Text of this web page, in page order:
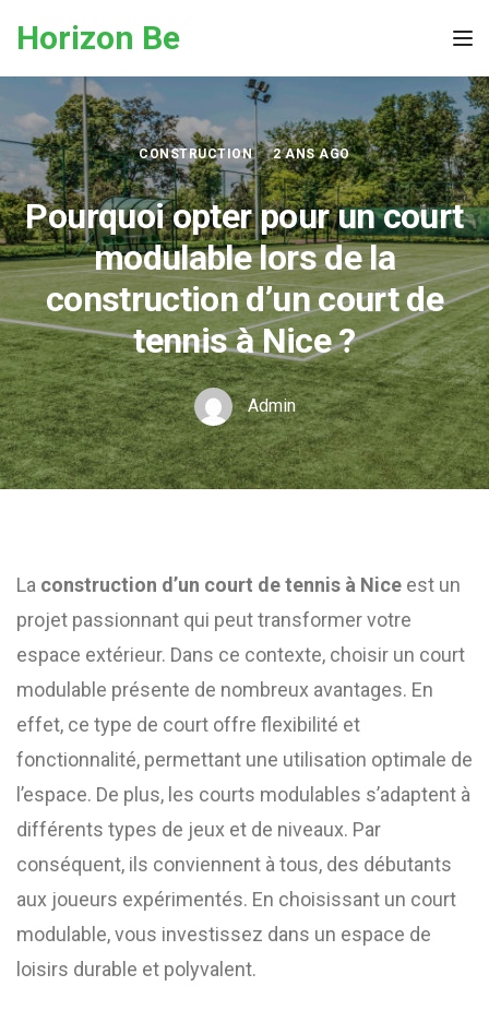
Horizon Be
CONSTRUCTION 2 ANS AGO
Pourquoi opter pour un court
modulable lors de la
construction d’un court de
tennis à Nice ?
Admin
La construction d’un court de tennis à Nice est un
projet passionnant qui peut transformer votre
espace extérieur. Dans ce contexte, choisir un court
modulable présente de nombreux avantages. En
effet, ce type de court offre flexibilité et
fonctionnalité, permettant une utilisation optimale de
l’espace. De plus, les courts modulables s’adaptent à
différents types de jeux et de niveaux. Par
conséquent, ils conviennent à tous, des débutants
aux joueurs expérimentés. En choisissant un court
modulable, vous investissez dans un espace de
loisirs durable et polyvalent.